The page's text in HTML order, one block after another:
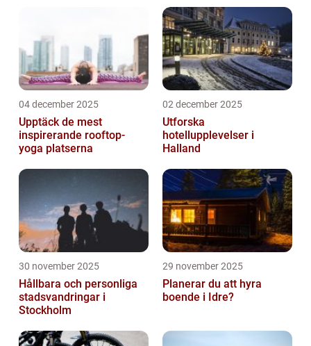
04 december 2025
Upptäck de mest
inspirerande rooftop-
yoga platserna
02 december 2025
Utforska
hotellupplevelser i
Halland
30 november 2025
Hållbara och personliga
stadsvandringar i
Stockholm
29 november 2025
Planerar du att hyra
boende i Idre?